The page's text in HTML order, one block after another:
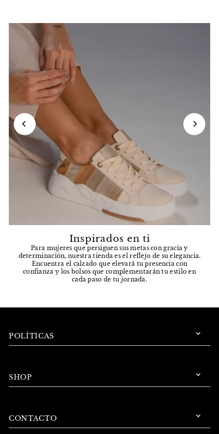
Inspirados en ti
Para mujeres que persiguen sus metas con gracia y
determinación, nuestra tienda es el reflejo de su elegancia.
Encuentra el calzado que elevará tu presencia con
confianza y los bolsos que complementarán tu estilo en
cada paso de tu jornada.
POLÍTICAS
SHOP
CONTACTO